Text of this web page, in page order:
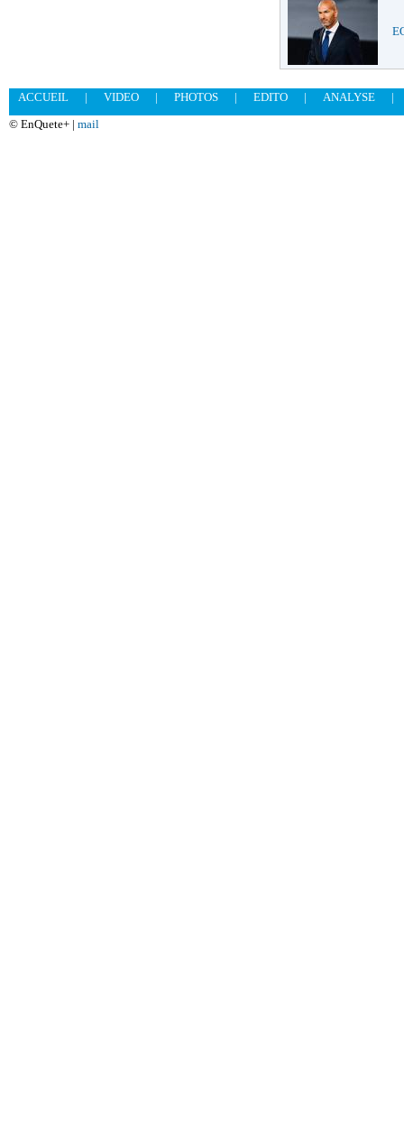
ACCUEIL | VIDEO | PHOTOS | EDITO | ANALYSE
|
© EnQuete+ | mail